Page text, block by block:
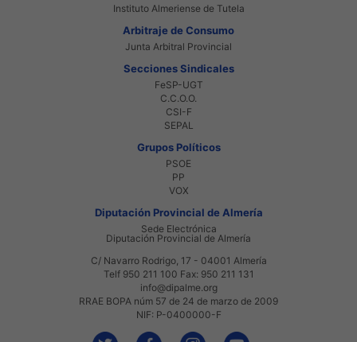
Instituto Almeriense de Tutela
Arbitraje de Consumo
Junta Arbitral Provincial
Secciones Sindicales
FeSP-UGT
C.C.O.O.
CSI-F
SEPAL
Grupos Políticos
PSOE
PP
VOX
Diputación Provincial de Almería
Sede Electrónica
Diputación Provincial de Almería
C/ Navarro Rodrigo, 17 - 04001 Almería
Telf 950 211 100 Fax: 950 211 131
info@dipalme.org
RRAE BOPA núm 57 de 24 de marzo de 2009
NIF: P-0400000-F